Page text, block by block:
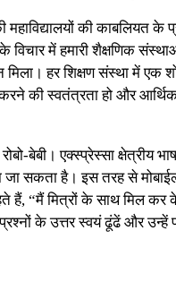
की काबलियत के
में हमारी शैक्षणिक
हर शिक्षण संस्था में एक
की स्वतंत्रता हो और आर्थिक
बेबी। एक्स्प्रेस्सा क्षेत्रीय
जा सकता है। इस तरह से
“मैं मित्रों के साथ मिल कर
के उत्तर स्वयं ढूंढें और उन्हें